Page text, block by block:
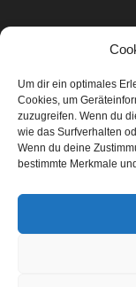
Um dir ein optimales
Cookies, um
zuzugreifen. Wenn du
wie das Surfverhalten
Wenn du deine
bestimmte Merkmale
Events & Success
Breaking News
Aktuelles
Featured Article
Karriere